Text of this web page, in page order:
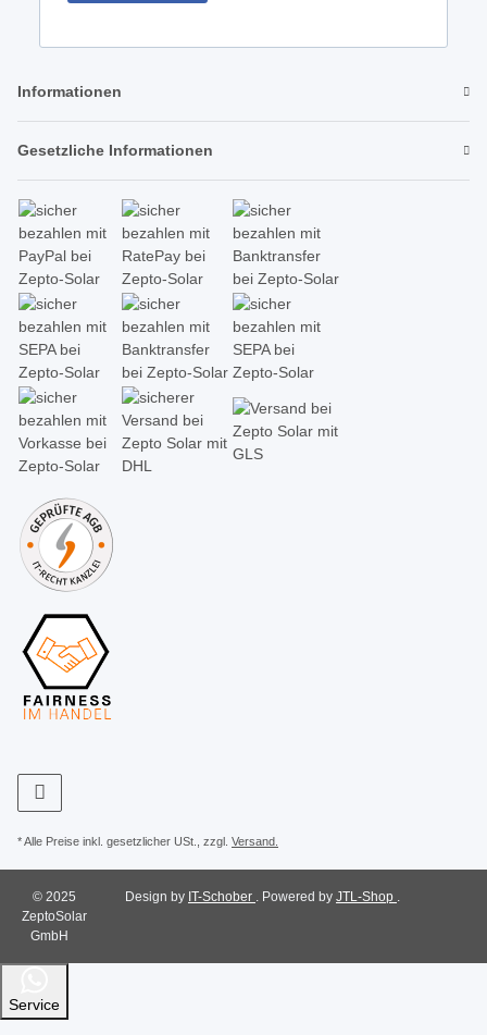
Informationen
Gesetzliche Informationen
* Alle Preise inkl. gesetzlicher USt., zzgl. Versand.
© 2025
ZeptoSolar
GmbH
Design by IT-Schober . Powered by JTL-Shop .
Service